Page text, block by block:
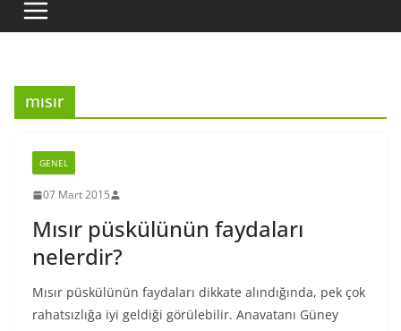
mısır
GENEL
07 Mart 2015
Mısır püskülünün faydaları
nelerdir?
Mısır püskülünün faydaları dikkate alındığında, pek çok
rahatsızlığa iyi geldiği görülebilir. Anavatanı Güney